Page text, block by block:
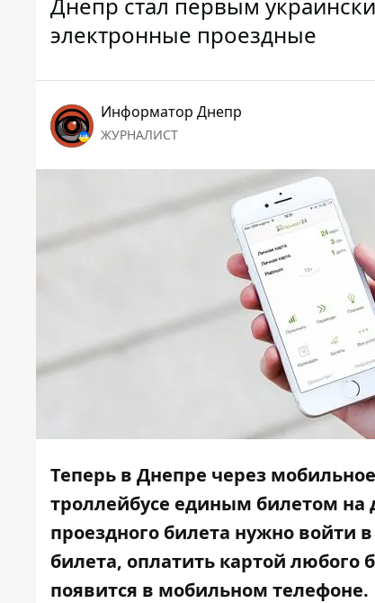
электронные проездные
Информатор Днепр
ЖУРНАЛИСТ
Теперь в Днепре через
троллейбусе единым билетом на
проездного билета нужно войти
билета, оплатить картой
появится в мобильном телефоне.